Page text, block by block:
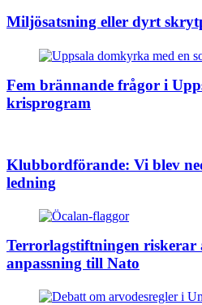
Miljösatsning eller dyrt
Fem brännande frågor i
krisprogram
Klubbordförande: Vi blev
ledning
Terrorlagstiftningen riskerar
anpassning till Nato